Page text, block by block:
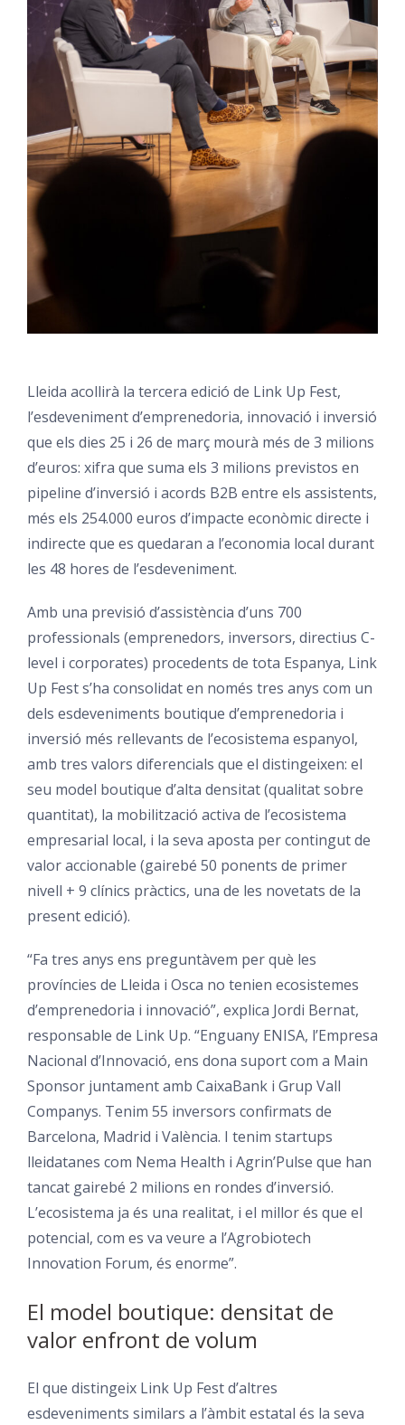
Lleida acollirà la tercera edició de Link Up Fest,
l’esdeveniment d’emprenedoria, innovació i inversió
que els dies 25 i 26 de març mourà més de 3 milions
d’euros: xifra que suma els 3 milions previstos en
pipeline d’inversió i acords B2B entre els assistents,
més els 254.000 euros d’impacte econòmic directe i
indirecte que es quedaran a l’economia local durant
les 48 hores de l’esdeveniment.
Amb una previsió d’assistència d’uns 700
professionals (emprenedors, inversors, directius C-
level i corporates) procedents de tota Espanya, Link
Up Fest s’ha consolidat en només tres anys com un
dels esdeveniments boutique d’emprenedoria i
inversió més rellevants de l’ecosistema espanyol,
amb tres valors diferencials que el distingeixen: el
seu model boutique d’alta densitat (qualitat sobre
quantitat), la mobilització activa de l’ecosistema
empresarial local, i la seva aposta per contingut de
valor accionable (gairebé 50 ponents de primer
nivell + 9 clínics pràctics, una de les novetats de la
present edició).
“Fa tres anys ens preguntàvem per què les
províncies de Lleida i Osca no tenien ecosistemes
d’emprenedoria i innovació”, explica Jordi Bernat,
responsable de Link Up. “Enguany ENISA, l’Empresa
Nacional d’Innovació, ens dona suport com a Main
Sponsor juntament amb CaixaBank i Grup Vall
Companys. Tenim 55 inversors confirmats de
Barcelona, Madrid i València. I tenim startups
lleidatanes com Nema Health i Agrin’Pulse que han
tancat gairebé 2 milions en rondes d’inversió.
L’ecosistema ja és una realitat, i el millor és que el
potencial, com es va veure a l’Agrobiotech
Innovation Forum, és enorme”.
El model boutique: densitat de
valor enfront de volum
El que distingeix Link Up Fest d’altres
esdeveniments similars a l’àmbit estatal és la seva